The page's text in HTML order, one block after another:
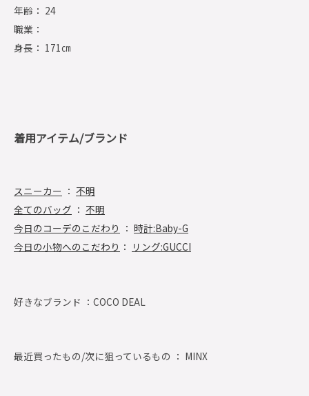
年齢： 24
職業：
身長： 171㎝
着用アイテム/ブランド
スニーカー ： 不明
全てのバッグ ： 不明
今日のコーデのこだわり ： 時計:Baby-G
今日の小物へのこだわり ： リング:GUCCI
好きなブランド ： COCO DEAL
最近買ったもの/次に狙っているもの ： MINX